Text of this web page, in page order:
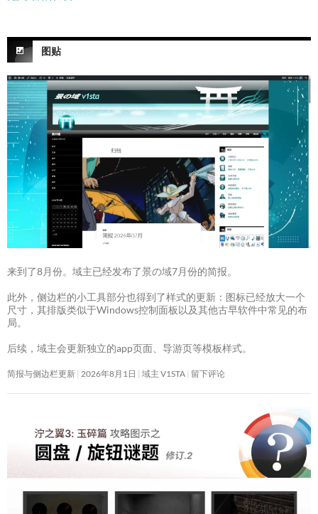
图贴
来到了8月份。域主已经发布了景の域7月份的简报。
此外，侧边栏的小工具部分也得到了样式的更新：图标已经放大一个
尺寸，其排版类似于Windows控制面板以及其他古早软件中常见的布
局。
后续，域主会更新独立的app页面、导游页等模板样式。
简报与侧边栏更新 2026年8月1日 域主 V1STA 留下评论